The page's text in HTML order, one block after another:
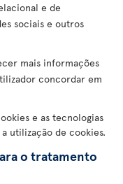
e de
sociais e outros
mais informações
concordar em
e as tecnologias
utilização de cookies.
o tratamento